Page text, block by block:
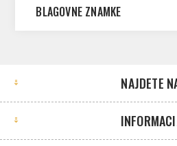
BLAGOVNE ZNAMKE
NAJDETE